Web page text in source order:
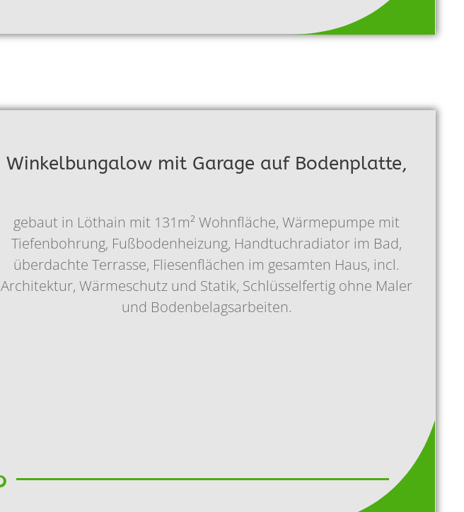
Winkelbungalow mit Garage auf Bodenplatte,
gebaut in Löthain mit 131m² Wohnfläche, Wärmepumpe mit
Tiefenbohrung, Fußbodenheizung, Handtuchradiator im Bad,
überdachte Terrasse, Fliesenflächen im gesamten Haus, incl.
Architektur, Wärmeschutz und Statik, Schlüsselfertig ohne Maler
und Bodenbelagsarbeiten.